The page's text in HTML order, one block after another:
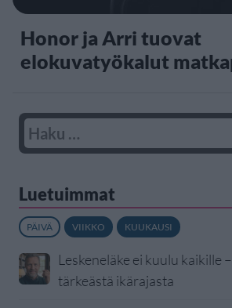
Honor ja Arri tuovat
elokuvatyökalut
Luetuimmat
PÄIVÄ VIIKKO KUUKAUSI
Leskeneläke ei kuulu kaikille
tärkeästä ikärajasta